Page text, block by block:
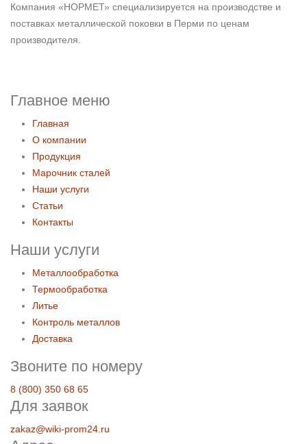
Компания «НОРМЕТ» специализируется на производстве и
поставках металлической поковки в Перми по ценам
производителя.
Главное меню
Главная
О компании
Продукция
Марочник сталей
Наши услуги
Статьи
Контакты
Наши услуги
Металлообработка
Термообработка
Литье
Контроль металлов
Доставка
Звоните по номеру
8 (800) 350 68 65
Для заявок
zakaz@wiki-prom24.ru